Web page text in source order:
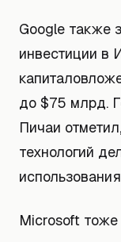
Google также
инвестиции в
до $75 млрд.
Пичаи
технологий
Microsoft тоже